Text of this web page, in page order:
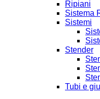
Ripiani
Sistema
Sistemi
Stender
Tubi e